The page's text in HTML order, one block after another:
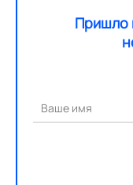
Пришло
Ваше имя